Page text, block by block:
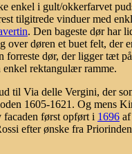
enkel i gult/okkerfarvet
tilgitrede vinduer med
. Den bageste dør har
over døren et buet felt, der
forreste dør, der ligger tæt på
enkel rektangulær ramme.
til Via delle Vergini, der
1605-1621. Og mens
facaden først opført i 1696 af
efter ønske fra